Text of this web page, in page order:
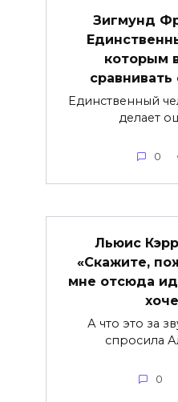
Зигмунд
которым
Единственный
делает
0
Льюис
«Скажите,
мне отсюда
А что это за
спросила
0